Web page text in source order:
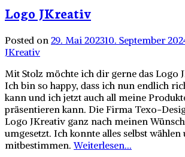
Logo JKreativ
Posted on 29. Mai 202310. September
JKreativ
Mit Stolz möchte ich dir gerne das Logo
Ich bin so happy, dass ich nun endlich
kann und ich jetzt auch all meine
präsentieren kann. Die Firma Texo-
Logo JKreativ ganz nach meinen
umgesetzt. Ich konnte alles selbst wählen
mitbestimmen.Weiterlesen...